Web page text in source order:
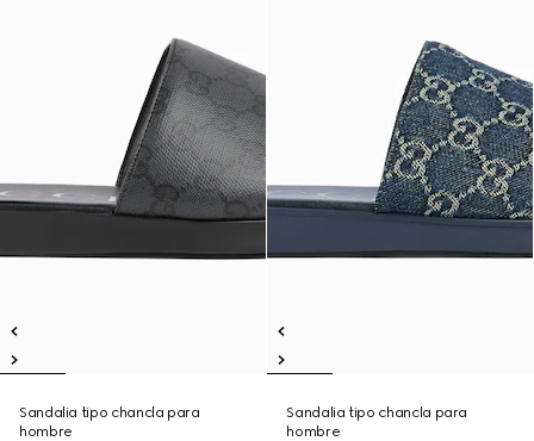
Sandalia tipo chancla para
hombre
Sandalia tipo chancla para
hombre